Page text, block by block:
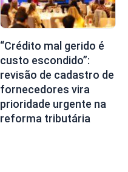
“Crédito mal gerido é
custo escondido”:
revisão de cadastro de
fornecedores vira
prioridade urgente na
reforma tributária